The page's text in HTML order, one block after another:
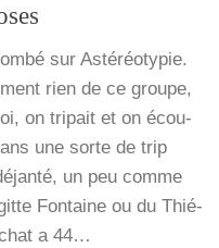
sur Asté­réo­ty­pie.
rien de ce groupe,
on tri­pait et on écou­
une sorte de trip
un peu comme
Fon­taine ou du Thié­
a 44…